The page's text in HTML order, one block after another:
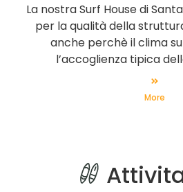
La nostra Surf House di
per la qualità della
anche perchè il clima
l’accoglienza tipica
More